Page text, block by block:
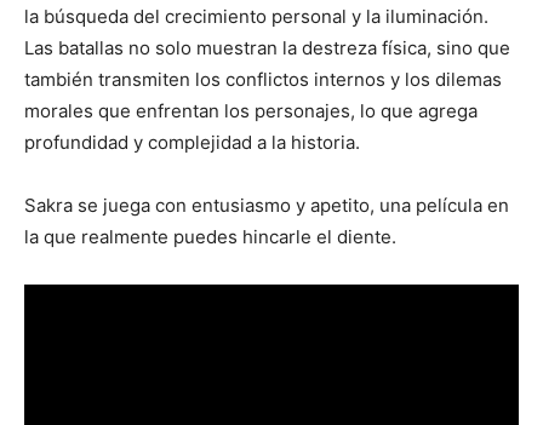
la búsqueda del crecimiento personal y la iluminación.
Las batallas no solo muestran la destreza física, sino que
también transmiten los conflictos internos y los dilemas
morales que enfrentan los personajes, lo que agrega
profundidad y complejidad a la historia.
Sakra se juega con entusiasmo y apetito, una película en
la que realmente puedes hincarle el diente.